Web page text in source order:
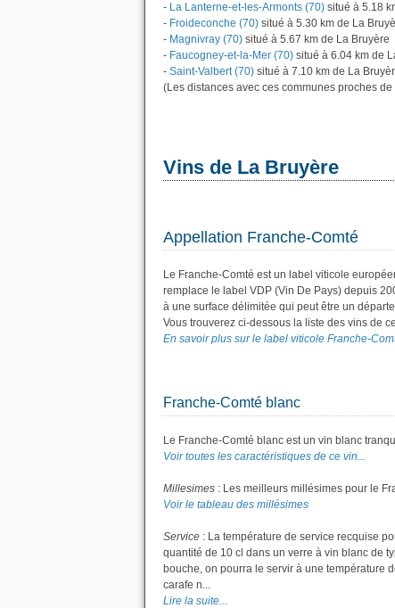
- La Lanterne-et-les-Armonts (70) situé à 5.18
- Froideconche (70) situé à 5.30 km de La
- Magnivray (70) situé à 5.67 km de La Bruyère
- Faucogney-et-la-Mer (70) situé à 6.04 km de
- Saint-Valbert (70) situé à 7.10 km de La
(Les distances avec ces communes proches
Vins de La Bruyère
Appellation Franche-Comté
Le Franche-Comté est un label viticole
remplace le label VDP (Vin De Pays) depuis
à une surface délimitée qui peut être un
Vous trouverez ci-dessous la liste des vins de
En savoir plus sur le label viticole Franche-
Franche-Comté blanc
Le Franche-Comté blanc est un vin blanc
Voir toutes les caractéristiques de ce vin...
Millesimes : Les meilleurs millésimes pour le
Voir le tableau des millésimes
Service : La température de service recquise
quantité de 10 cl dans un verre à vin blanc de
bouche, on pourra le servir à une température
carafe n...
Lire la suite...